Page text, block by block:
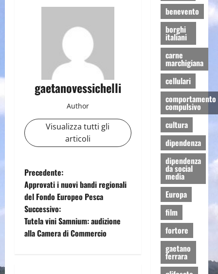
gaetanovessichelli
Author
Visualizza tutti gli
articoli
N
a
v
i
Precedente:
Approvati i nuovi bandi regionali
del Fondo Europeo Pesca
Successivo:
Tutela vini Samnium: audizione
alla Camera di Commercio
benevento
borghi
italiani
carne
marchigiana
cellulari
comportamento
compulsivo
cultura
dipendenza
dipendenza
da social
media
Europa
film
fortore
gaetano
ferrara